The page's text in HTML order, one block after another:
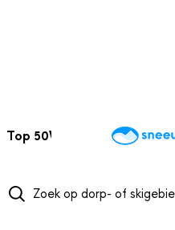
Top 50Webcams